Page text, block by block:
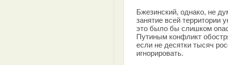
Бжезинский, однако, не
занятие всей территории
это было бы слишком
Путиным конфликт
если не десятки тысяч
игнорировать.